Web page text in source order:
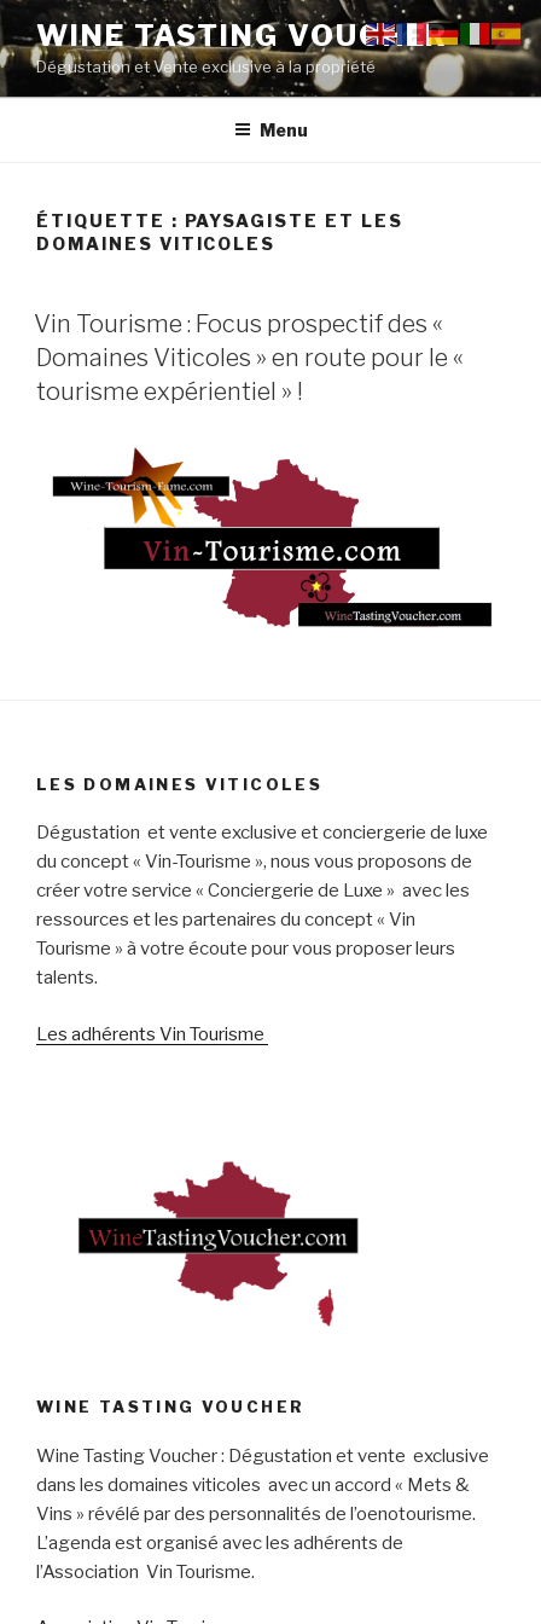
Aller
au
contenu
principal
WINE TASTING VOUCHER
Dégustation et Vente exclusive à la propriété
Menu
ÉTIQUETTE : PAYSAGISTE ET LES
DOMAINES VITICOLES
PUBLIÉ
LE
Vin Tourisme : Focus prospectif des «
Domaines Viticoles » en route pour le «
tourisme expérientiel » !
LES DOMAINES VITICOLES
Dégustation et vente exclusive et conciergerie de luxe
du concept « Vin-Tourisme », nous vous proposons de
créer votre service « Conciergerie de Luxe » avec les
ressources et les partenaires du concept « Vin
Tourisme » à votre écoute pour vous proposer leurs
talents.
Les adhérents Vin Tourisme
WINE TASTING VOUCHER
Wine Tasting Voucher : Dégustation et vente exclusive
dans les domaines viticoles avec un accord « Mets &
Vins » révélé par des personnalités de l’oenotourisme.
L’agenda est organisé avec les adhérents de
l’Association Vin Tourisme.